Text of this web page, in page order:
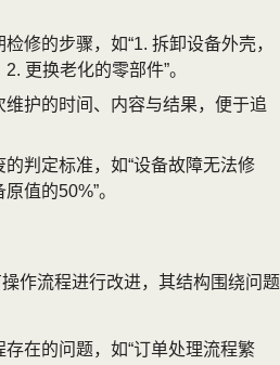
修的步骤，如“1. 拆卸设备外壳，
更换老化的零部件”。
维护的时间、内容与结果，便于追
的判定标准，如“设备故障无法修
值的50%”。
作流程进行改进，其结构围绕问题
存在的问题，如“订单处理流程繁